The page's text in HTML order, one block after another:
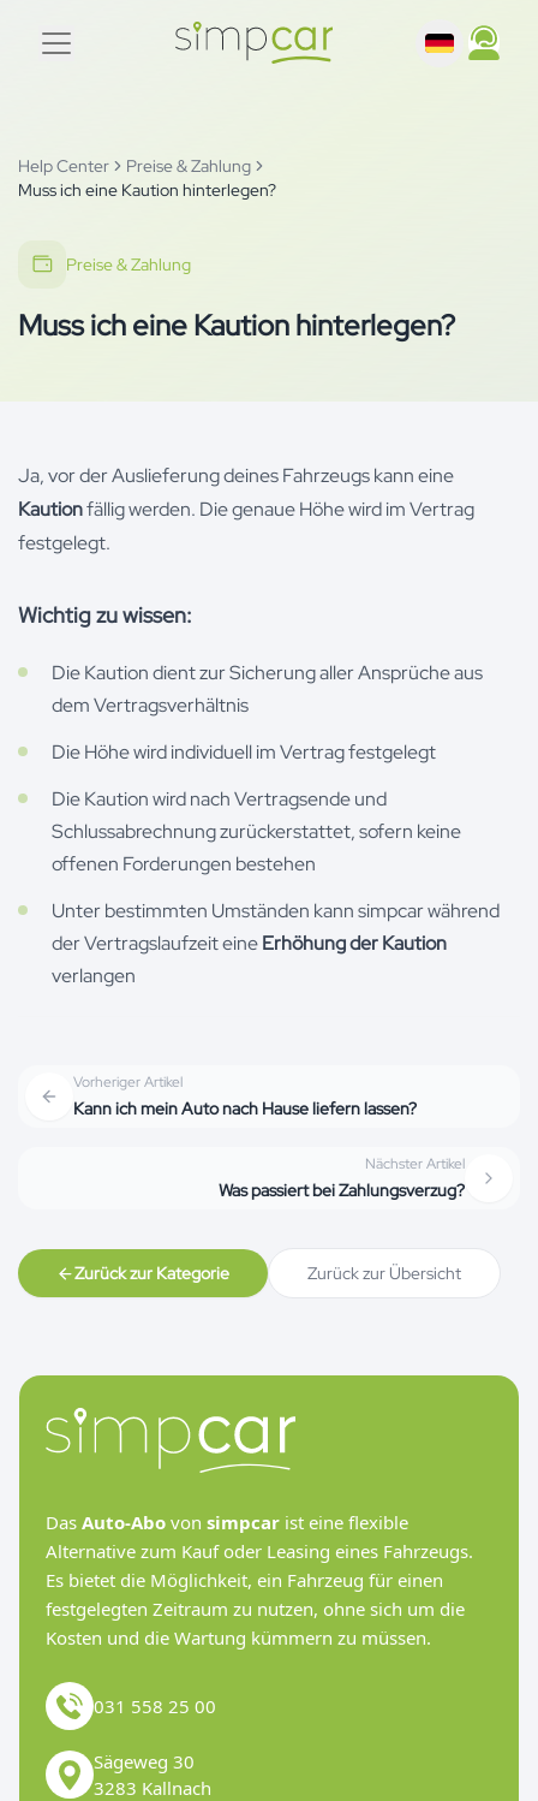
Help Center
Preise & Zahlung
Muss ich eine Kaution hinterlegen?
Preise & Zahlung
Muss ich eine Kaution hinterlegen?
Ja, vor der Auslieferung deines Fahrzeugs kann eine
Kautionfällig werden. Die genaue Höhe wird im Vertrag
festgelegt.
Wichtig zu wissen:
Die Kaution dient zur Sicherung aller Ansprüche aus
dem Vertragsverhältnis
Die Höhe wird individuell im Vertrag festgelegt
Die Kaution wird nach Vertragsende und
Schlussabrechnung zurückerstattet, sofern keine
offenen Forderungen bestehen
Unter bestimmten Umständen kann simpcar während
der Vertragslaufzeit eineErhöhung der Kaution
verlangen
Vorheriger Artikel
Kann ich mein Auto nach Hause liefern lassen?
Nächster Artikel
Was passiert bei Zahlungsverzug?
Zurück zur Kategorie Zurück zur Übersicht
Das Auto-Abo von simpcar ist eine flexible
Alternative zum Kauf oder Leasing eines Fahrzeugs.
Es bietet die Möglichkeit, ein Fahrzeug für einen
festgelegten Zeitraum zu nutzen, ohne sich um die
Kosten und die Wartung kümmern zu müssen.
031 558 25 00
Sägeweg 30
3283 Kallnach